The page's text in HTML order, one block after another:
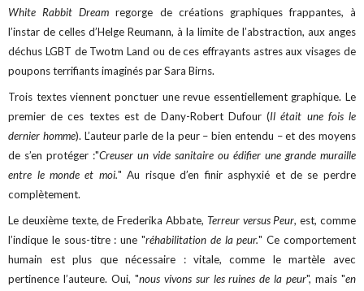
White Rabbit Dream regorge de créations graphiques frappantes, à
l’instar de celles d’Helge Reumann, à la limite de l’abstraction, aux anges
déchus LGBT de Twotm Land ou de ces effrayants astres aux visages de
poupons terrifiants imaginés par Sara Birns.
Trois textes viennent ponctuer une revue essentiellement graphique. Le
premier de ces textes est de Dany-Robert Dufour (Il était une fois le
dernier homme). L’auteur parle de la peur – bien entendu – et des moyens
de s’en protéger :"Creuser un vide sanitaire ou édifier une grande muraille
entre le monde et moi." Au risque d’en finir asphyxié et de se perdre
complètement.
Le deuxième texte, de Frederika Abbate, Terreur versus Peur, est, comme
l’indique le sous-titre : une "réhabilitation de la peur." Ce comportement
humain est plus que nécessaire : vitale, comme le martèle avec
pertinence l’auteure. Oui, "nous vivons sur les ruines de la peur", mais "en